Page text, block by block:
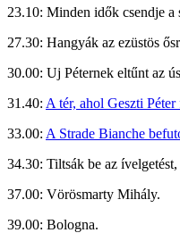
23.10: Minden idők csendje a
27.30: Hangyák az ezüstös
30.00: Uj Péternek eltűnt az
31.40: A tér, ahol Geszti
33.00: A Strade Bianche
34.30: Tiltsák be az ívelgetést,
37.00: Vörösmarty Mihály.
39.00: Bologna.